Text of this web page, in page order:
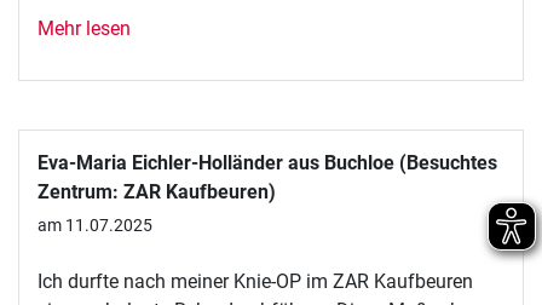
Mehr lesen
Eva-Maria Eichler-Holländer aus Buchloe (Besuchtes
Zentrum: ZAR Kaufbeuren)
am 11.07.2025
Ich durfte nach meiner Knie-OP im ZAR Kaufbeuren